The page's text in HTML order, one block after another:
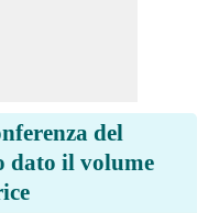
del
dato il volume